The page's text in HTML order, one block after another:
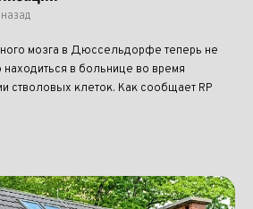
мозга в Дюссельдорфе теперь не
находиться в больнице во время
стволовых клеток. Как сообщает RP